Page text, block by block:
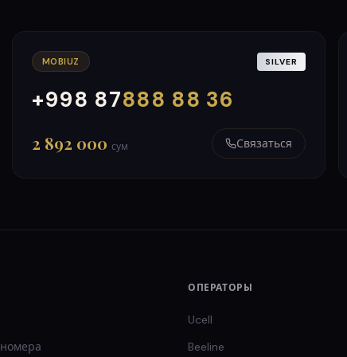
MOBIUZ SILVER
+998 87888 88 36
000
999
2 892 000 сум Связаться
номера
ОПЕРАТОРЫ
Ucell
Beeline